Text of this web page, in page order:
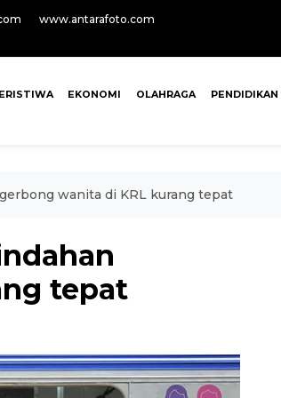
www.antarafoto.com
EKONOMI OLAHRAGA PENDIDIKAN
wanita di KRL kurang tepat
tepat